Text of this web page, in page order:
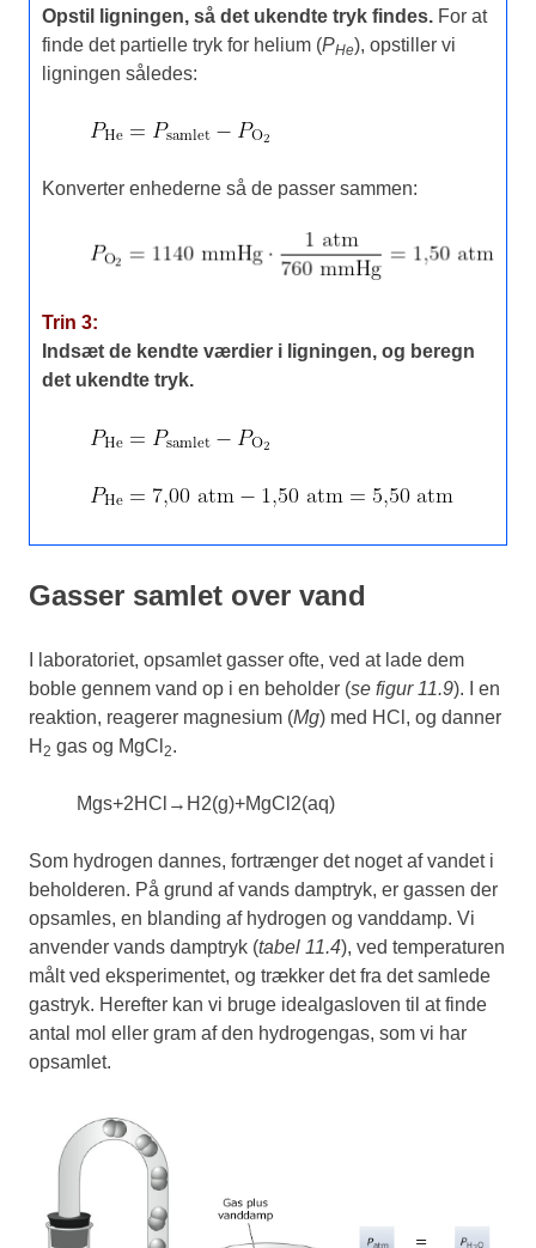
Opstil ligningen, så det ukendte tryk findes. For at
finde det partielle tryk for helium (PHe), opstiller vi
ligningen således:
Konverter enhederne så de passer sammen:
Trin 3:
Indsæt de kendte værdier i ligningen, og beregn
det ukendte tryk.
Gasser samlet over vand
I laboratoriet, opsamlet gasser ofte, ved at lade dem
boble gennem vand op i en beholder (se figur 11.9). I en
reaktion, reagerer magnesium (Mg) med HCl, og danner
H 2 gas og MgCl 2.
Mgs+2HCl → H 2(g)+MgCl 2(aq)
Som hydrogen dannes, fortrænger det noget af vandet i
beholderen. På grund af vands damptryk, er gassen der
opsamles, en blanding af hydrogen og vanddamp. Vi
anvender vands damptryk (tabel 11.4), ved temperaturen
målt ved eksperimentet, og trækker det fra det samlede
gastryk. Herefter kan vi bruge idealgasloven til at finde
antal mol eller gram af den hydrogengas, som vi har
opsamlet.